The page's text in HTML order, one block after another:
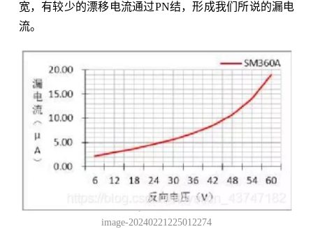
宽，有较少的漂移电流通过PN结，形成我们所说的漏电
流。
image-20240221225012274